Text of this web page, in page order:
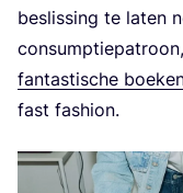
beslis­sing te laten
fan­tas­ti­sche
fast fashion.